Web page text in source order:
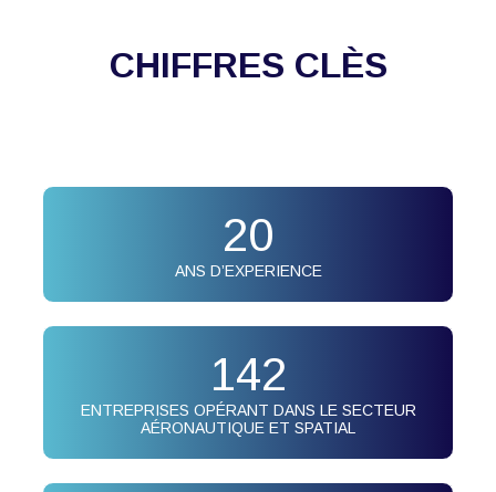
CHIFFRES CLÈS
20
ANS D’EXPERIENCE
142
ENTREPRISES OPÉRANT DANS LE SECTEUR
AÉRONAUTIQUE ET SPATIAL